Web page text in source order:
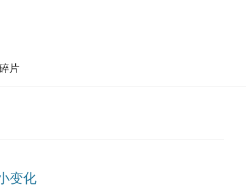
片
变化